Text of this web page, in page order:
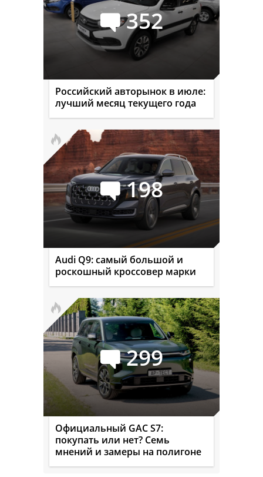
352
Российский авторынок в июле:
лучший месяц текущего года
198
Audi Q9: самый большой и
роскошный кроссовер марки
299
Официальный GAC S7:
покупать или нет? Семь
мнений и замеры на полигоне